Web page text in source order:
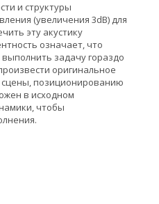
и структуры
(увеличения 3dB) для
эту акустику
означает, что
задачу гораздо
оригинальное
позиционированию
в исходном
чтобы